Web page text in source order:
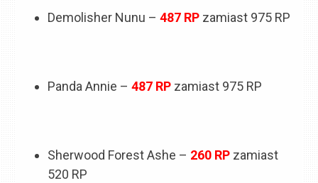
Demolisher Nunu –487 RP zamiast 975 RP
Panda Annie –487 RP zamiast 975 RP
Sherwood Forest Ashe – 260 RP zamiast
520 RP